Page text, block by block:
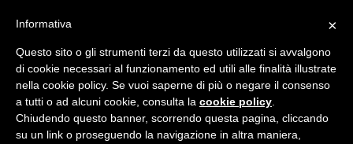
HENNIEZ VERDE 50 CL - 20 PZ
×
Informativa
Questo sito o gli strumenti terzi da questo utilizzati si avvalgono
di cookie necessari al funzionamento ed utili alle finalità illustrate
nella cookie policy. Se vuoi saperne di più o negare il consenso
a tutti o ad alcuni cookie, consulta la cookie policy
Chiudendo questo banner, scorrendo questa pagina, cliccando
su un link o proseguendo la navigazione in altra maniera,